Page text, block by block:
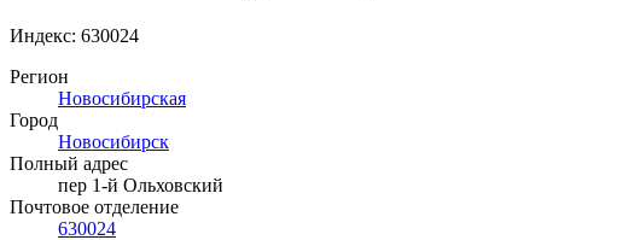
Индекс: 630024
Регион
Новосибирская
Город
Новосибирск
Полный адрес
пер 1-й Ольховский
Почтовое отделение
630024